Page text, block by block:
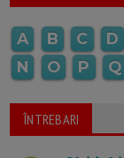
A B C D
N
O P Q
ÎNTREBARI